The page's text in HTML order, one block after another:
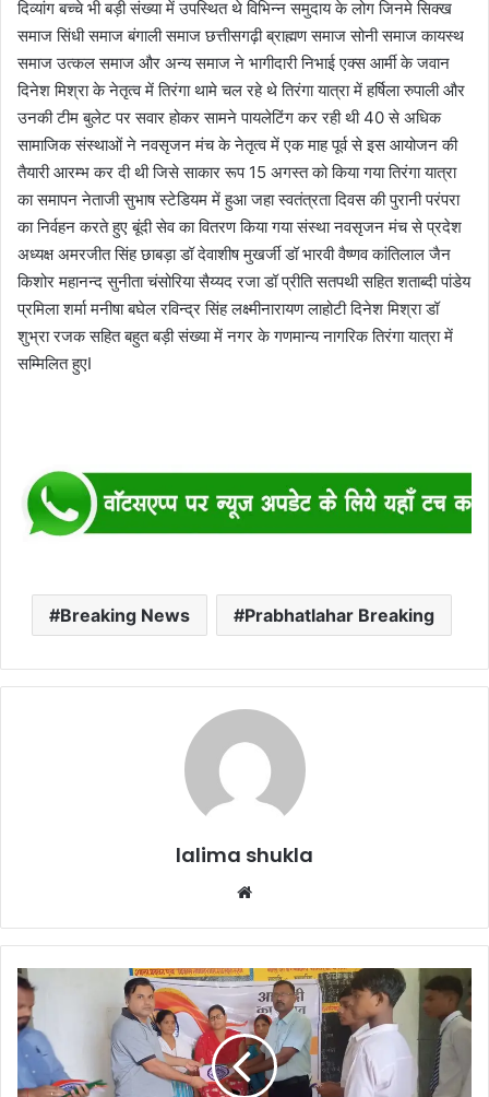
दिव्यांग बच्चे भी बड़ी संख्या में उपस्थित थे विभिन्न समुदाय के लोग जिनमे सिक्ख
समाज सिंधी समाज बंगाली समाज छत्तीसगढ़ी ब्राह्मण समाज सोनी समाज कायस्थ
समाज उत्कल समाज और अन्य समाज ने भागीदारी निभाई एक्स आर्मी के जवान
दिनेश मिश्रा के नेतृत्व में तिरंगा थामे चल रहे थे तिरंगा यात्रा में हर्षिला रुपाली और
उनकी टीम बुलेट पर सवार होकर सामने पायलेटिंग कर रही थी 40 से अधिक
सामाजिक संस्थाओं ने नवसृजन मंच के नेतृत्व में एक माह पूर्व से इस आयोजन की
तैयारी आरम्भ कर दी थी जिसे साकार रूप 15 अगस्त को किया गया तिरंगा यात्रा
का समापन नेताजी सुभाष स्टेडियम में हुआ जहा स्वतंत्रता दिवस की पुरानी परंपरा
का निर्वहन करते हुए बूंदी सेव का वितरण किया गया संस्था नवसृजन मंच से प्रदेश
अध्यक्ष अमरजीत सिंह छाबड़ा डॉ देवाशीष मुखर्जी डॉ भारवी वैष्णव कांतिलाल जैन
किशोर महानन्द सुनीता चंसोरिया सैय्यद रजा डॉ प्रीति सतपथी सहित शताब्दी पांडेय
प्रमिला शर्मा मनीषा बघेल रविन्द्र सिंह लक्ष्मीनारायण लाहोटी दिनेश मिश्रा डॉ
शुभ्रा रजक सहित बहुत बड़ी संख्या में नगर के गणमान्य नागरिक तिरंगा यात्रा में
सम्मिलित हुएI
Breaking News Prabhatlahar Breaking
lalima shukla
आजादी
का
अमृत
महोत्सव:
हर
घर